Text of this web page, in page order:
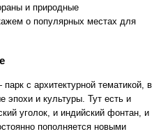
и природные
о популярных местах для
с архитектурной тематикой, в
эпохи и культуры. Тут есть и
уголок, и индийский фонтан, и
пополняется новыми